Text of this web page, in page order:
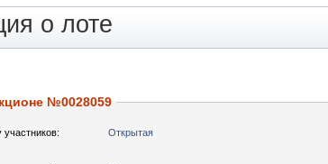
о лоте
№0028059
участников: Открытая